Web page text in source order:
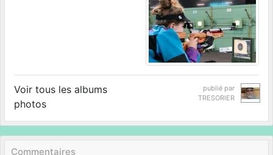
Voir tous les albums
photos
publié par
TRESORIER
Commentaires